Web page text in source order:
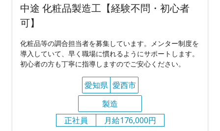
中途 化粧品製造工【経験不問・初心者
可】
化粧品等の調合担当者を募集しています。メンター制度を
導入していて、早く職場に慣れるようにサポートします。
初心者の方も丁寧に指導しますのでご安心ください。
愛知県 愛西市
製造
正社員
月給176,000円